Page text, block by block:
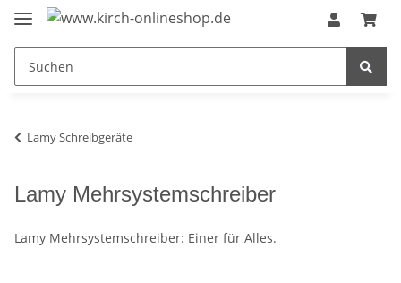
Lamy Schreibgeräte
Lamy Mehrsystemschreiber
Lamy Mehrsystemschreiber: Einer für Alles.